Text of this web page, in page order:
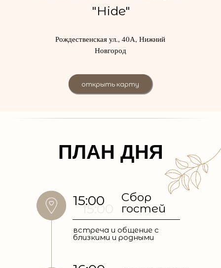
открыть карту
"Hide"
Рождественская ул., 40А, Нижний
Новгород
15:00
ПЛАН ДНЯ
15:00
Сбор
гостей
встреча и общение с
близкими и родными